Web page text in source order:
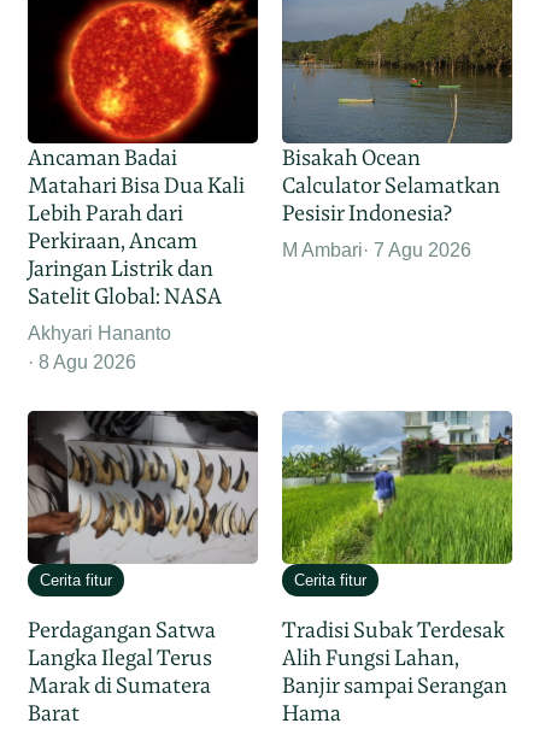
Ancaman Badai
Matahari Bisa Dua Kali
Lebih Parah dari
Perkiraan, Ancam
Jaringan Listrik dan
Satelit Global: NASA
Akhyari Hananto
8 Agu 2026
Bisakah Ocean
Calculator Selamatkan
Pesisir Indonesia?
M Ambari 7 Agu 2026
Cerita fitur
Perdagangan Satwa
Langka Ilegal Terus
Marak di Sumatera
Barat
Cerita fitur
Tradisi Subak Terdesak
Alih Fungsi Lahan,
Banjir sampai Serangan
Hama